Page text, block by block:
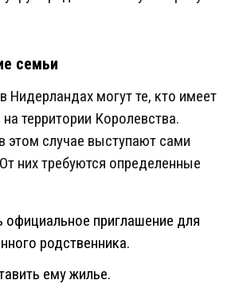
семьи
Нидерландах могут те, кто имеет
территории Королевства.
этом случае выступают сами
них требуются определенные
официальное приглашение для
родственника.
ему жилье.